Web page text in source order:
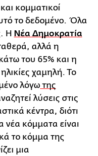
και κομματικοί
το δεδομένο. Όλα
Η Νέα Δημοκρατία
αλλά η
του 65% και η
χαμηλή. Το
λόγω της
λύσεις στις
κέντρα, διότι
νέα κόμματα είναι
το κόμμα της
μια